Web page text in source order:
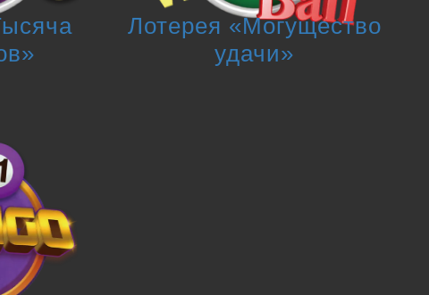
Лотерея «Могущество
удачи»